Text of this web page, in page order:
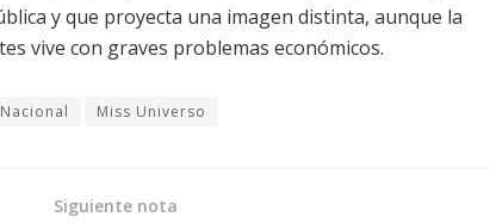
y que proyecta una imagen distinta, aunque la
vive con graves problemas económicos.
Miss Universo
Siguiente nota